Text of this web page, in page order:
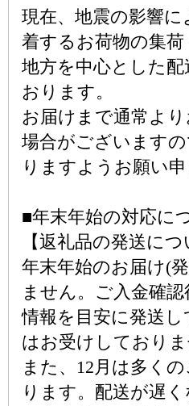
現在、地震の影響
着するお荷物の集荷
地方を中心とした
おります。
お届けまで通常よ
場合がございます
りますようお願い申
■年末年始の対応に
【返礼品の発送につ
年末年始のお届け(
ません。ご入金確
情報を目安に発送
はお受けしておりま
また、12月は多く
ります。配送が遅